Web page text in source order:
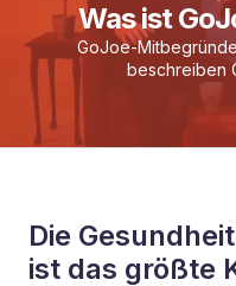
Was ist
GoJoe-
beschreiben
Die
ist das größte